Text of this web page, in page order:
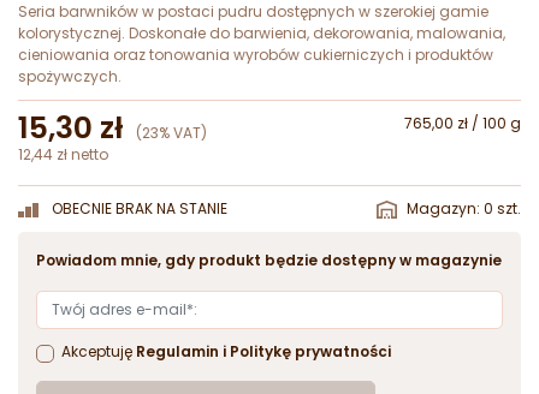
Seria barwników w postaci pudru dostępnych w szerokiej gamie
kolorystycznej. Doskonałe do barwienia, dekorowania, malowania,
cieniowania oraz tonowania wyrobów cukierniczych i produktów
spożywczych.
15,30 zł (23% VAT)
765,00 zł / 100 g
12,44 zł netto
OBECNIE BRAK NA STANIE Magazyn: 0 szt.
Powiadom mnie, gdy produkt będzie dostępny w magazynie
Akceptuję Regulamin i Politykę prywatności